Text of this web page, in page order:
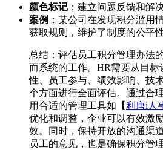
颜色标记 ：建立问题反馈和解
案例 ：某公司在发现积分滥用
获取规则，维护了制度的公平性
总结：评估员工积分管理办法
而系统的工作。HR需要从目标
性、员工参与、绩效影响、技
个方面进行全面评估。通过合
用合适的管理工具如【利唐i人
优化和调整，企业可以有效激
效。同时，保持开放的沟通渠
员工的意见，也是确保积分管